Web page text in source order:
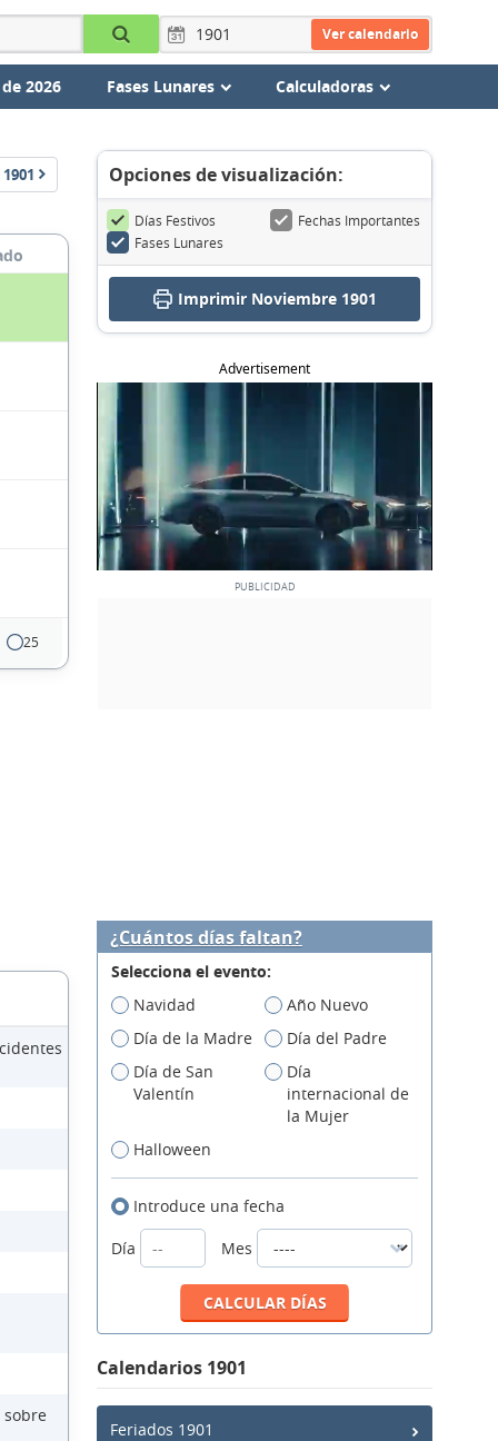
Ver calendario
2026 Fases Lunares Calculadoras
1901
25
Opciones de visualización:
Días Festivos
Fechas Importantes
Fases Lunares
Imprimir Noviembre 1901
Advertisement
sobre
¿Cuántos días faltan?
Selecciona el evento:
Navidad
Año Nuevo
Día de la Madre
Día del Padre
Día de San
Valentín
Día
internacional de
la Mujer
Halloween
Introduce una fecha
Día
Mes
Calendarios 1901
Feriados 1901